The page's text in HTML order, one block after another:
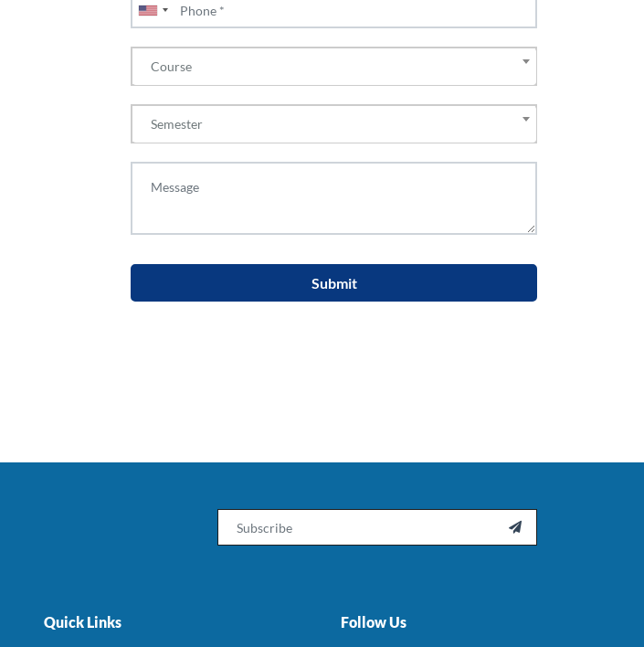
Course
Semester
Submit

Quick Links Follow Us